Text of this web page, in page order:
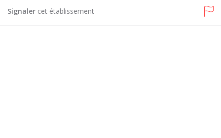
Signaler cet établissement